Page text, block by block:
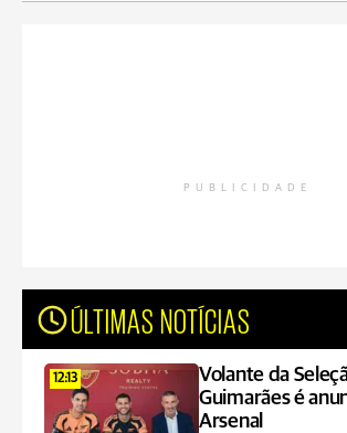
PUBLICIDADE
ÚLTIMAS NOTÍCIAS
12:13
Volante da
Guimarães é
Arsenal